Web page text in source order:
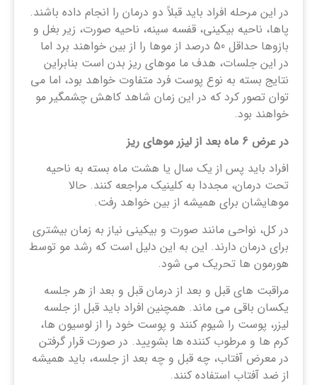
در این مرحله افراد باید قبلاً دو درمان را انجام داده باشند.
پاها، ناحیه بیکینی، قفسه سینه، ناحیه صورت، زیر بغل و
بازوها حداقل 50 درصد از موها را از بین خواهند برد اما
در این جلسات، هدف ما موهای ریز بدن است بنابراین
نتایج بسته به نوع پوست فرد متفاوت خواهد بود، اما می
توان تصور کرد که در این زمان شاهد کاهش چشمگیر مو
خواهند بود.
در عرض 6 ماه بعد از لیزر موهای ریز
افراد باید پس از یک سال یا هشت ماه بسته به ناحیه
تحت درمان، مجددا به کلینیک مراجعه کنند. حالا
موهایشان برای همیشه از بین خواهد رفت.
در کل، نواحی مانند صورت و بیکینی نیاز به زمان بیشتری
برای درمان دارند. این به این دلیل است که رشد مو توسط
هورمون ها تحریک می شود.
مراقبت های قبل و بعد از درمان قبل و بعد از هر جلسه
یکسان باقی می ماند. همچنین افراد باید قبل از جلسه
لیزر، پوست را شیوم کنند و پوست خود را از لوسیون ها،
کرم ها و مرطوب کننده ها بشویید. در صورت قرار گرفتن
در معرض آفتاب، چه قبل و چه بعد از جلسه، باید همیشه
از ضد آفتاب استفاده کنند.